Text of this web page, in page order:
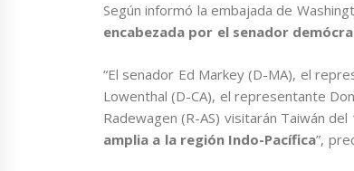
Según informó la embajada de
encabezada por el senador
“El senador Ed Markey (D-MA), el
Lowenthal (D-CA), el representante
Radewagen (R-AS) visitarán Taiwán del
amplia a la región Indo-Pacífica”,